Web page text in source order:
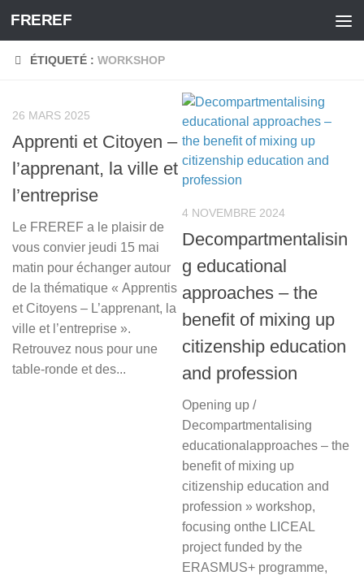
Skip to content
FREREF
ÉTIQUETÉ : WORKSHOP
26 MARS 2025
Apprenti et Citoyen –
l’apprenant, la ville et
l’entreprise
Le FREREF a le plaisir de
vous convier jeudi 15 mai
matin pour échanger autour
de la thématique « Apprentis
et Citoyens – L’apprenant, la
ville et l’entreprise ».
Retrouvez nous pour une
table-ronde et des...
4 NOVEMBRE 2024
Decompartmentalisin
g educational
approaches – the
benefit of mixing up
citizenship education
and profession
Opening up /
Decompartmentalising
educationalapproaches – the
benefit of mixing up
citizenship education and
profession » workshop,
focusing onthe LICEAL
project funded by the
ERASMUS+ programme,